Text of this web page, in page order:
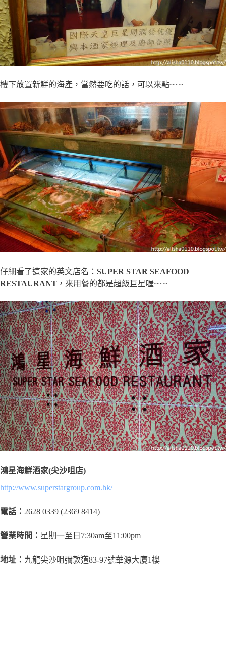
樓下放置新鮮的海產，當然要吃的話，可以來點~~~
仔細看了這家的英文店名： SUPER STAR SEAFOOD
RESTAURANT ，來用餐的都是超級巨星喔~~~
鴻星海鮮酒家(尖沙咀店)
http://www.superstargroup.com.hk/
電話： 2628 0339 (2369 8414)
營業時間： 星期一至日7:30am至11:00pm
地址： 九龍尖沙咀彌敦道83-97號華源大廈1樓